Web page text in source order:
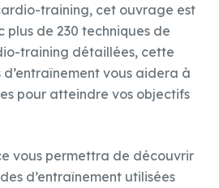
training, cet ouvrage est
plus de 230 techniques de
training détaillées, cette
vous aidera à
pour atteindre vos objectifs
vous permettra de découvrir
d’entraînement utilisées